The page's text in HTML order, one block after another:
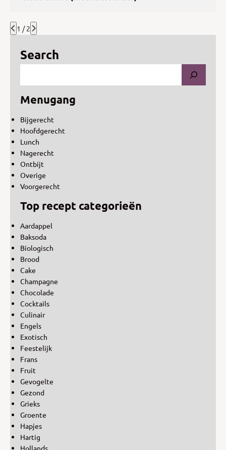
1 / 2
Search
Menugang
Bijgerecht
Hoofdgerecht
Lunch
Nagerecht
Ontbijt
Overige
Voorgerecht
Top recept categorieën
Aardappel
Baksoda
Biologisch
Brood
Cake
Champagne
Chocolade
Cocktails
Culinair
Engels
Exotisch
Feestelijk
Frans
Fruit
Gevogelte
Gezond
Grieks
Groente
Hapjes
Hartig